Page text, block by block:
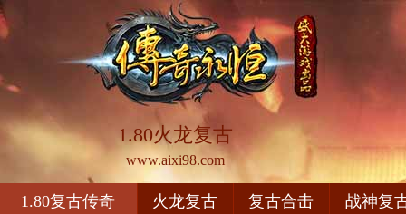
1.80火龙复古
www.aixi98.com
1.80复古传奇 火龙复古 复古合击 战神复